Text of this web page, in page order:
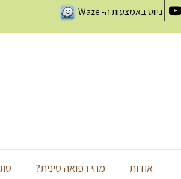
ניווט באמצעות ה-Waze
אודות מהי רפואה סינית?